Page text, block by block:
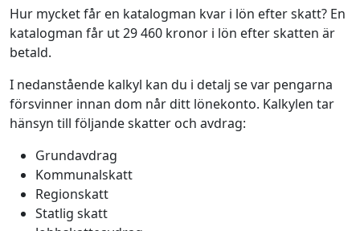
Hur mycket får en katalogman kvar i lön efter skatt? En
katalogman får ut 29 460 kronor i lön efter skatten är
betald.
I nedanstående kalkyl kan du i detalj se var pengarna
försvinner innan dom når ditt lönekonto. Kalkylen tar
hänsyn till följande skatter och avdrag:
Grundavdrag
Kommunalskatt
Regionskatt
Statlig skatt